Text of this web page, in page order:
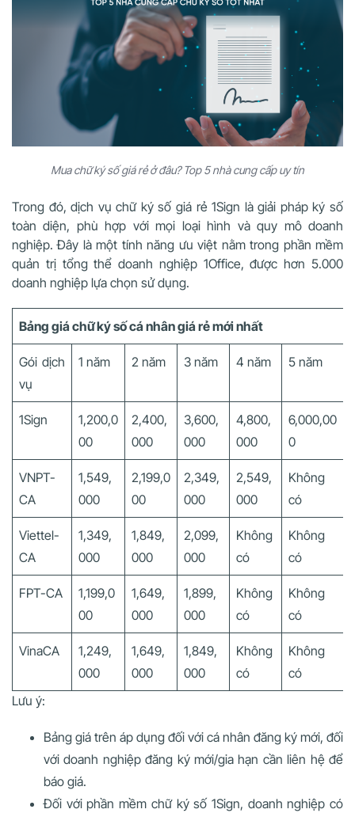
Mua chữ ký số giá rẻ ở đâu? Top 5 nhà cung cấp uy tín
Trong đó, dịch vụ chữ ký số giá rẻ 1Sign là giải pháp ký số
toàn diện, phù hợp với mọi loại hình và quy mô doanh
nghiệp. Đây là một tính năng ưu việt nằm trong phần mềm
quản trị tổng thể doanh nghiệp 1Office, được hơn 5.000
doanh nghiệp lựa chọn sử dụng.
Bảng giá chữ ký số cá nhân giá rẻ mới nhất
Gói dịch
vụ
1 năm 2 năm 3 năm 4 năm 5 năm
1Sign
1,200,0
00
2,400,
000
3,600,
000
4,800,
000
6,000,00
0
VNPT-
CA
1,549,
000
2,199,0
00
2,349,
000
2,549,
000
Không
có
Viettel-
CA
1,349,
000
1,849,
000
2,099,
000
Không
có
Không
có
FPT-CA
1,199,0
00
1,649,
000
1,899,
000
Không
có
Không
có
VinaCA
1,249,
000
1,649,
000
1,849,
000
Không
có
Không
có
Lưu ý:
Bảng giá trên áp dụng đối với cá nhân đăng ký mới, đối
với doanh nghiệp đăng ký mới/gia hạn cần liên hệ để
báo giá.
Đối với phần mềm chữ ký số 1Sign, doanh nghiệp có